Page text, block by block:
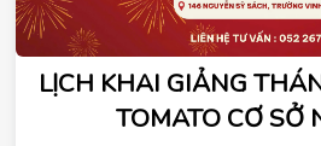
LỊCH KHAI GIẢNG
TOMATO CƠ SỞ